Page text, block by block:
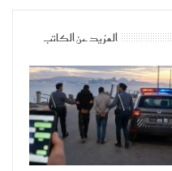
المزيد عن الكاتب